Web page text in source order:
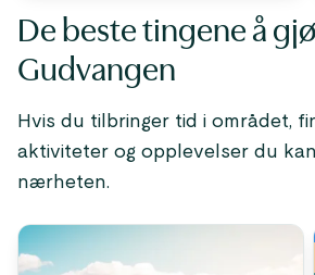
De beste tingene å
Gudvangen
Hvis du tilbringer tid i området,
aktiviteter og opplevelser du
nærheten.